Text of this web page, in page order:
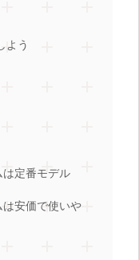
よう
は定番モデル
安価で使いや